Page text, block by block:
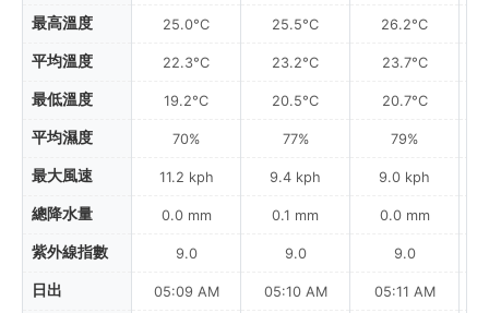
最高溫度
平均溫度
最低溫度
平均濕度
最大風速
總降水量
紫外線指數
日出
25.0°C
22.3°C
19.2°C
70%
11.2 kph
0.0 mm
9.0
05:09 AM
25.5°C
23.2°C
20.5°C
77%
9.4 kph
0.1 mm
9.0
05:10 AM
26.2°C
23.7°C
20.7°C
79%
9.0 kph
0.0 mm
9.0
05:11 AM